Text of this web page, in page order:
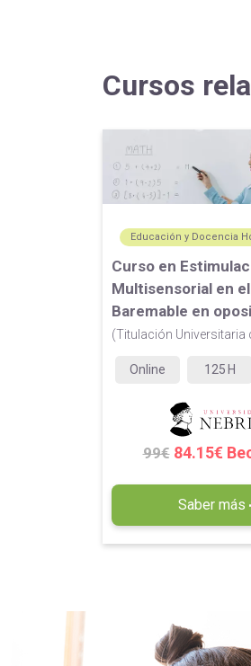
Cursos
Educación y Docencia
Curso en
Multisensorial en
Baremable en
(Titulación Universitaria
Online 125 H
99€ 84.15€
Saber más